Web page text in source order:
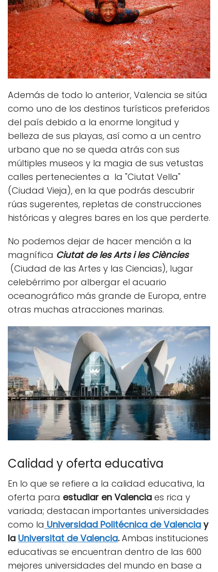
Además de todo lo anterior, Valencia se sitúa
como uno de los destinos turísticos preferidos
del país debido a la enorme longitud y
belleza de sus playas, así como a un centro
urbano que no se queda atrás con sus
múltiples museos y la magia de sus vetustas
calles pertenecientes a la "Ciutat Vella"
(Ciudad Vieja), en la que podrás descubrir
rúas sugerentes, repletas de construcciones
históricas y alegres bares en los que perderte.
No podemos dejar de hacer mención a la
magnífica Ciutat de les Arts i les Ciències
(Ciudad de las Artes y las Ciencias), lugar
celebérrimo por albergar el acuario
oceanográfico más grande de Europa, entre
otras muchas atracciones marinas.
Calidad y oferta educativa
En lo que se refiere a la calidad educativa, la
oferta para estudiar en Valencia es rica y
variada; destacan importantes universidades
como la Universidad Politécnica de Valencia y
la Universitat de Valencia.Ambas instituciones
educativas se encuentran dentro de las 600
mejores universidades del mundo en base a